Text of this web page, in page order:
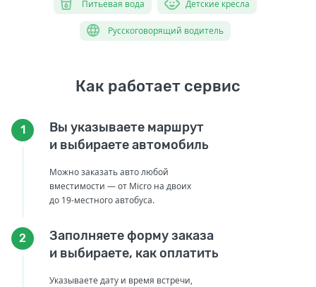
Питьевая вода Детские кресла
Русскоговорящий водитель
Как работает сервис
1
Вы указываете маршрут
и выбираете автомобиль
Можно заказать авто любой
вместимости — от Micro на двоих
до 19-местного автобуса.
2
Заполняете форму заказа
и выбираете, как оплатить
Указываете дату и время встречи,